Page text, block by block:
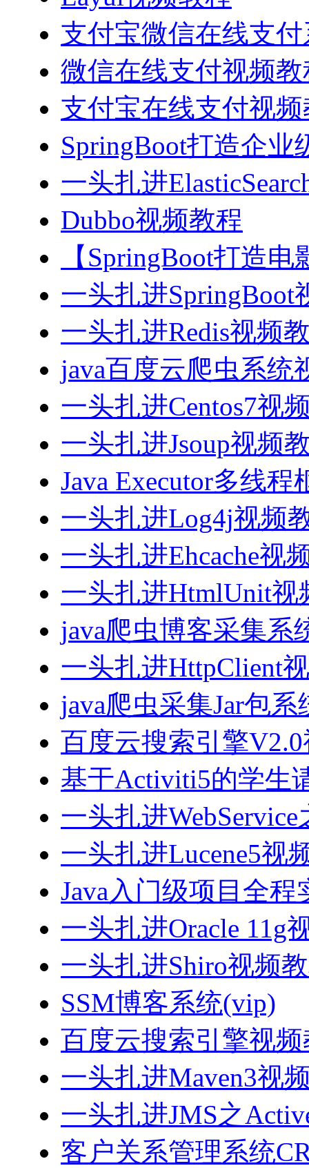
支付宝微信在线支
微信在线支付视频教
支付宝在线支付视
SpringBoot打造企业
一头扎进
Dubbo视频教程
【SpringBoot打造
一头扎进SpringBoot
一头扎进Redis视频
java百度云爬虫系统
一头扎进Centos7视
一头扎进Jsoup视频
Java Executor多线
一头扎进Log4j视频
一头扎进Ehcache视
一头扎进HtmlUnit视
java爬虫博客采集系
一头扎进HttpClient
java爬虫采集Jar包
百度云搜索引擎
基于Activiti5的学生
一头扎进
一头扎进Lucene5视
Java入门级项目全程
一头扎进Oracle 11g
一头扎进Shiro视频
SSM博客系统(vip)
百度云搜索引擎视
一头扎进Maven3视
一头扎进JMS之
客户关系管理系统